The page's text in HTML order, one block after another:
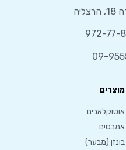
מוצרים
אוטוקלאבים
אמבטים
בונזן (מבער)
972-77-